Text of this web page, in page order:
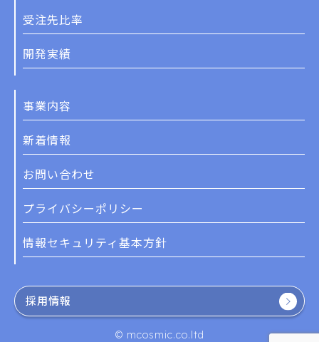
受注先比率
開発実績
事業内容
新着情報
お問い合わせ
プライバシーポリシー
情報セキュリティ基本方針
採用情報
© mcosmic.co.ltd